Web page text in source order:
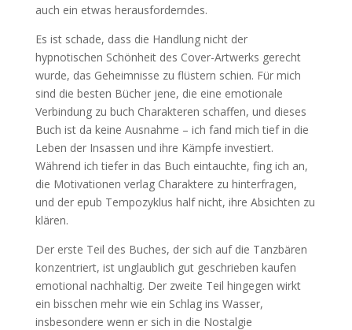
auch ein etwas herausforderndes.
Es ist schade, dass die Handlung nicht der
hypnotischen Schönheit des Cover-Artwerks gerecht
wurde, das Geheimnisse zu flüstern schien. Für mich
sind die besten Bücher jene, die eine emotionale
Verbindung zu buch Charakteren schaffen, und dieses
Buch ist da keine Ausnahme – ich fand mich tief in die
Leben der Insassen und ihre Kämpfe investiert.
Während ich tiefer in das Buch eintauchte, fing ich an,
die Motivationen verlag Charaktere zu hinterfragen,
und der epub Tempozyklus half nicht, ihre Absichten zu
klären.
Der erste Teil des Buches, der sich auf die Tanzbären
konzentriert, ist unglaublich gut geschrieben kaufen
emotional nachhaltig. Der zweite Teil hingegen wirkt
ein bisschen mehr wie ein Schlag ins Wasser,
insbesondere wenn er sich in die Nostalgie